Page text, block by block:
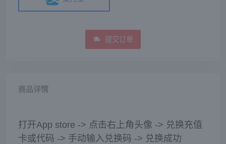
提交订单
商品详情
打开App store -> 点击右上角头像 -> 兑换充值
卡或代码 -> 手动输入兑换码 -> 兑换成功